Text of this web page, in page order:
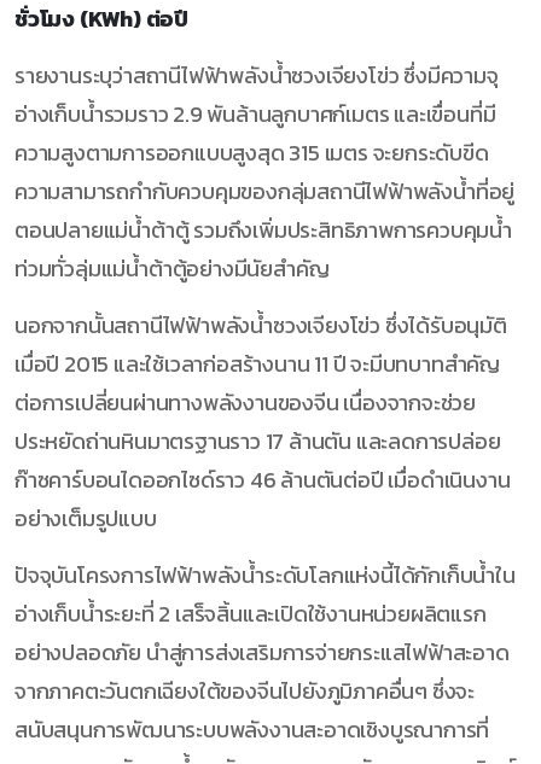
ชั่วโมง (KWh) ต่อปี
รายงานระบุว่าสถานีไฟฟ้าพลังน้ำซวงเจียงโข่ว ซึ่งมีความจุ
อ่างเก็บน้ำรวมราว 2.9 พันล้านลูกบาศก์เมตร และเขื่อนที่มี
ความสูงตามการออกแบบสูงสุด 315 เมตร จะยกระดับขีด
ความสามารถกำกับควบคุมของกลุ่มสถานีไฟฟ้าพลังน้ำที่อยู่
ตอนปลายแม่น้ำต้าตู้ รวมถึงเพิ่มประสิทธิภาพการควบคุมน้ำ
ท่วมทั่วลุ่มแม่น้ำต้าตู้อย่างมีนัยสำคัญ
นอกจากนั้นสถานีไฟฟ้าพลังน้ำซวงเจียงโข่ว ซึ่งได้รับอนุมัติ
เมื่อปี 2015 และใช้เวลาก่อสร้างนาน 11 ปี จะมีบทบาทสำคัญ
ต่อการเปลี่ยนผ่านทางพลังงานของจีน เนื่องจากจะช่วย
ประหยัดถ่านหินมาตรฐานราว 17 ล้านตัน และลดการปล่อย
ก๊าซคาร์บอนไดออกไซด์ราว 46 ล้านตันต่อปี เมื่อดำเนินงาน
อย่างเต็มรูปแบบ
ปัจจุบันโครงการไฟฟ้าพลังน้ำระดับโลกแห่งนี้ได้กักเก็บน้ำใน
อ่างเก็บน้ำระยะที่ 2 เสร็จสิ้นและเปิดใช้งานหน่วยผลิตแรก
อย่างปลอดภัย นำสู่การส่งเสริมการจ่ายกระแสไฟฟ้าสะอาด
จากภาคตะวันตกเฉียงใต้ของจีนไปยังภูมิภาคอื่นๆ ซึ่งจะ
สนับสนุนการพัฒนาระบบพลังงานสะอาดเชิงบูรณาการที่